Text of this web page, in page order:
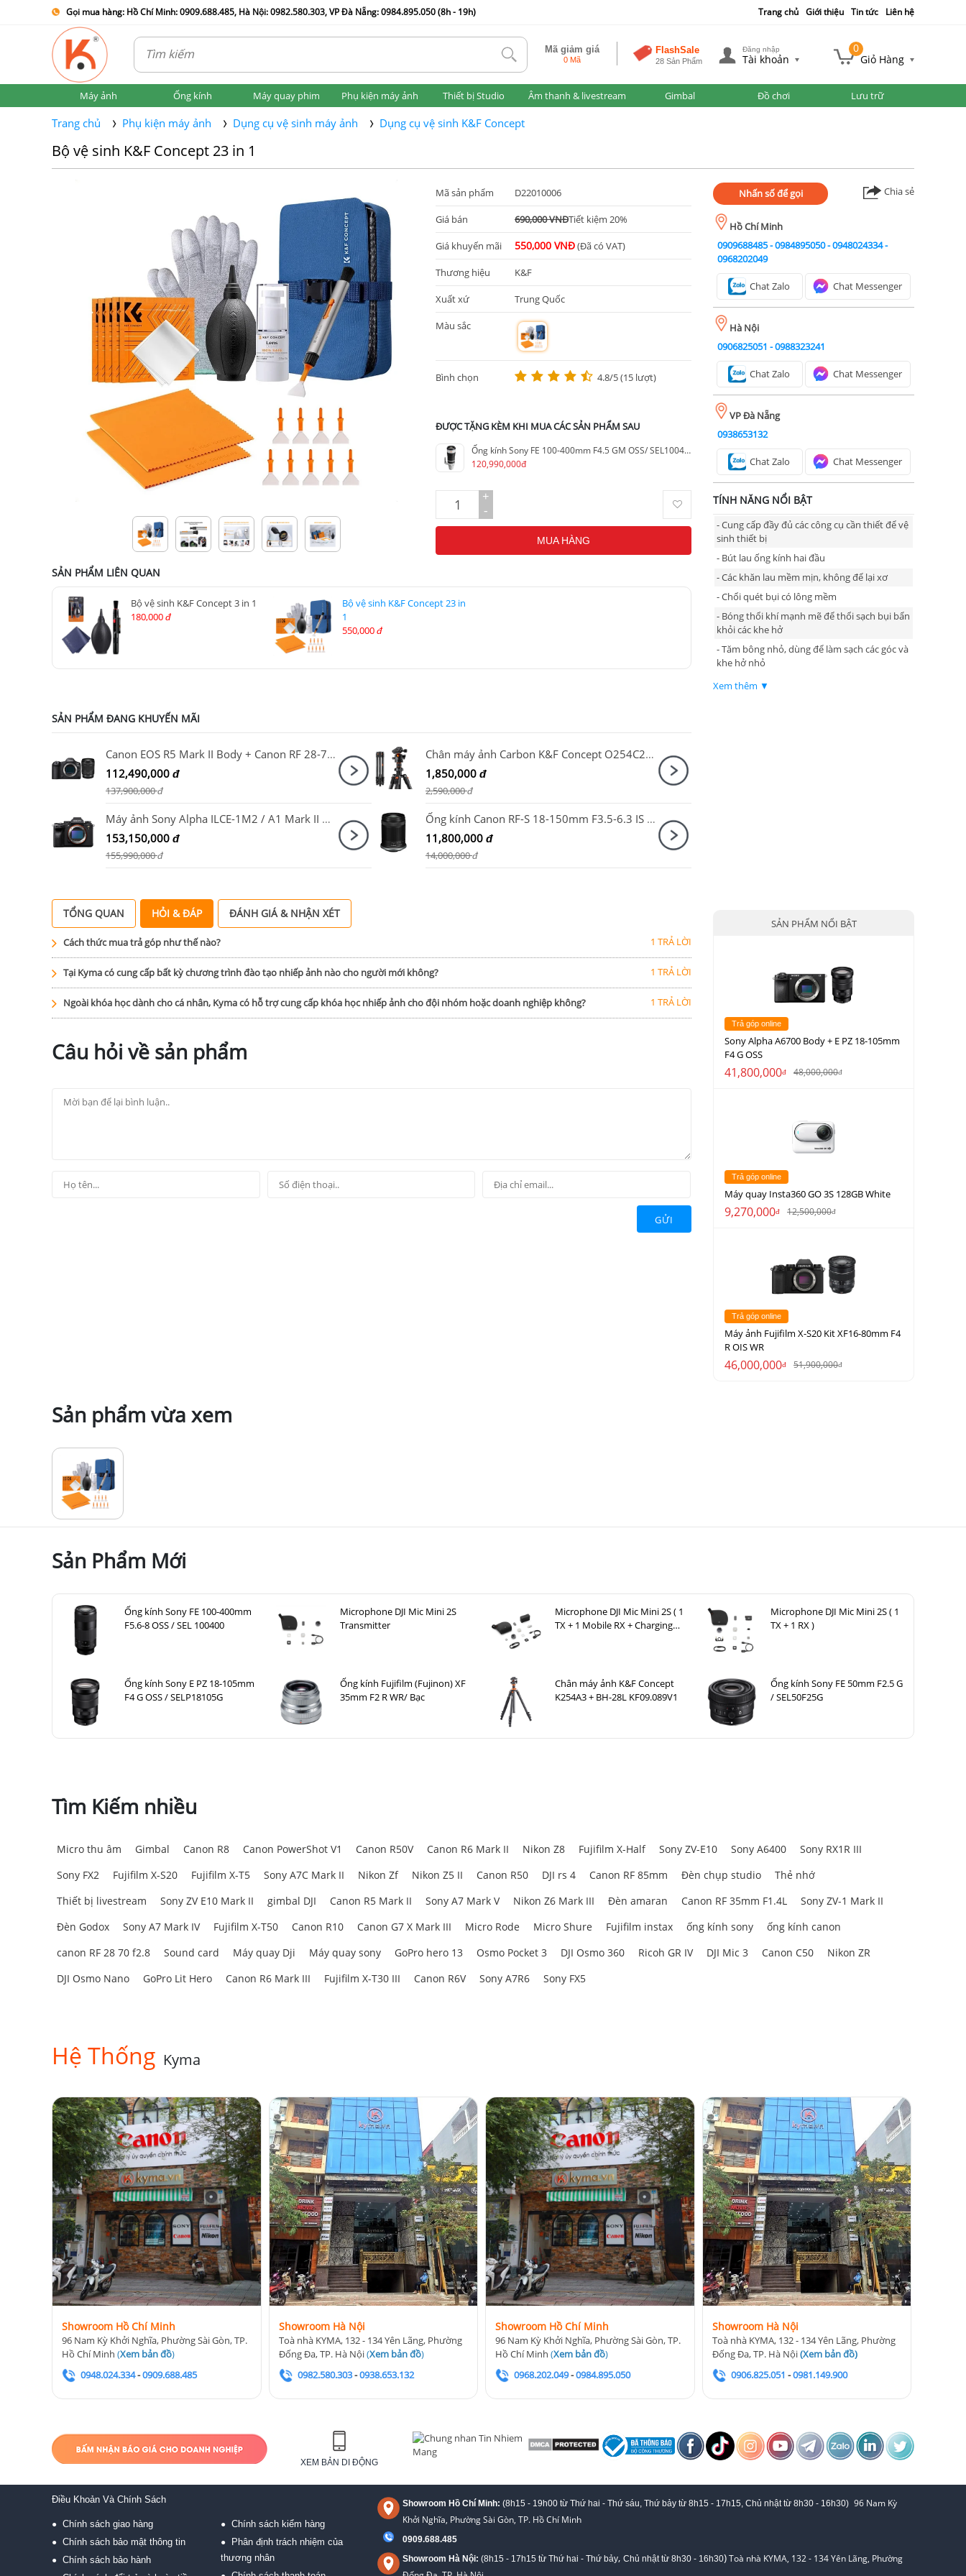
Gọi mua hàng: Hồ Chí Minh: 0909.688.485, Hà Nội: 0982.580.303, VP Đà Nẵng: 0984.895.050 (8h - 19h) Trang chủ Giới thiệu Tin tức Liên hệ
tlk Mã giảm giá
0 Mã
FlashSale
28 Sản Phẩm
Đăng nhập
Tài khoản
0
Giỏ Hàng
Máy ảnh Ống kính Máy quay phim Phụ kiện máy ảnh Thiết bị Studio Âm thanh & livestream Gimbal Đồ chơi Lưu trữ
Trang chủ Phụ kiện máy ảnh Dụng cụ vệ sinh máy ảnh Dụng cụ vệ sinh K&F Concept
Bộ vệ sinh K&F Concept 23 in 1
Mã sản phẩm D22010006
Giá bán 690,000 VNĐTiết kiệm 20%
Giá khuyến mãi 550,000 VNĐ(Đã có VAT)
Thương hiệu K&F
Xuất xứ Trung Quốc
Màu sắc
m
Bình chọn 4.8/5 (15 lượt)
ĐƯỢC TẶNG KÈM KHI MUA CÁC SẢN PHẨM SAU
Ống kính Sony FE 100-400mm F4.5 GM OSS/ SEL100400MC
120,990,000đ
+
-
MUA HÀNG
SẢN PHẨM LIÊN QUAN
Bộ vệ sinh K&F Concept 3 in 1
180,000 đ
Bộ vệ sinh K&F Concept 23 in
1
550,000 đ
SẢN PHẨM ĐANG KHUYẾN MÃI
Canon EOS R5 Mark II Body + Canon RF 28-70mm F2.8 IS STM
112,490,000 đ
137,900,000đ
Chân máy ảnh Carbon K&F Concept O254C2 + BH-36 KF09.123
1,850,000 đ
2,590,000đ
Máy ảnh Sony Alpha ILCE-1M2 / A1 Mark II Body
153,150,000 đ
155,990,000đ
Ống kính Canon RF-S 18-150mm F3.5-6.3 IS STM
11,800,000 đ
14,000,000đ
Nhấn số để gọi Chia sẻ
Hồ Chí Minh
0909688485-0984895050-0948024334-
0968202049
Chat Zalo Chat Messenger
Hà Nội
0906825051 -0988323241
Chat Zalo Chat Messenger
VP Đà Nẵng
0938653132
Chat Zalo Chat Messenger
TÍNH NĂNG NỔI BẬT
- Cung cấp đầy đủ các công cụ cần thiết để vệ
sinh thiết bị
- Bút lau ống kính hai đầu
- Các khăn lau mềm mịn, không để lại xơ
- Chổi quét bụi có lông mềm
- Bóng thổi khí mạnh mẽ để thổi sạch bụi bẩn
khỏi các khe hở
- Tăm bông nhỏ, dùng để làm sạch các góc và
khe hở nhỏ
Xem thêm ▼
TỔNG QUAN HỎI & ĐÁP ĐÁNH GIÁ & NHẬN XÉT
Cách thức mua trả góp như thế nào? 1 TRẢ LỜI
Tại Kyma có cung cấp bất kỳ chương trình đào tạo nhiếp ảnh nào cho người mới không? 1 TRẢ LỜI
Ngoài khóa học dành cho cá nhân, Kyma có hỗ trợ cung cấp khóa học nhiếp ảnh cho đội nhóm hoặc doanh nghiệp không? 1 TRẢ LỜI
Câu hỏi về sản phẩm
GỬI
SẢN PHẨM NỔI BẬT
Trả góp online
Sony Alpha A6700 Body + E PZ 18-105mm
F4 G OSS
41,800,000đ 48,000,000đ
Trả góp online
Máy quay Insta360 GO 3S 128GB White
9,270,000đ 12,500,000đ
Trả góp online
Máy ảnh Fujifilm X-S20 Kit XF16-80mm F4
R OIS WR
46,000,000đ 51,900,000đ
Sản phẩm vừa xem
Sản Phẩm Mới
Ống kính Sony FE 100-400mm
F5.6-8 OSS / SEL 100400
Microphone DJI Mic Mini 2S
Transmitter
Microphone DJI Mic Mini 2S ( 1
TX + 1 Mobile RX + Charging
Microphone DJI Mic Mini 2S ( 1
TX + 1 RX )
Ống kính Sony E PZ 18-105mm
F4 G OSS / SELP18105G
Ống kính Fujifilm (Fujinon) XF
35mm F2 R WR/ Bạc
Chân máy ảnh K&F Concept
K254A3 + BH-28L KF09.089V1
Ống kính Sony FE 50mm F2.5 G
/ SEL50F25G
Tìm Kiếm nhiều
Micro thu âm Gimbal Canon R8 Canon PowerShot V1 Canon R50V Canon R6 Mark II Nikon Z8 Fujifilm X-Half Sony ZV-E10 Sony A6400
Sony RX1R III
Sony FX2
Fujifilm X-S20 Fujifilm X-T5 Sony A7C Mark II Nikon Zf Nikon Z5 II Canon R50 DJI rs 4 Canon RF 85mm Đèn chụp studio
Thẻ nhớ
Thiết bị livestream
Sony ZV E10 Mark II gimbal DJI Canon R5 Mark II Sony A7 Mark V Nikon Z6 Mark III Đèn amaran Canon RF 35mm F1.4L
Sony ZV-1 Mark II
Đèn Godox
Sony A7 Mark IV Fujifilm X-T50 Canon R10 Canon G7 X Mark III Micro Rode Micro Shure Fujifilm instax ống kính sony
ống kính canon
canon RF 28 70 f2.8
Sound card Máy quay Dji Máy quay sony GoPro hero 13 Osmo Pocket 3 DJI Osmo 360 Ricoh GR IV DJI Mic 3 Canon C50
Nikon ZR
DJI Osmo Nano
GoPro Lit Hero Canon R6 Mark III Fujifilm X-T30 III Canon R6V Sony A7R6 Sony FX5
Hệ Thống Kyma
Showroom Hồ Chí Minh
96 Nam Kỳ Khởi Nghĩa, Phường Sài Gòn, TP.
Hồ Chí Minh (Xem bản đồ)
0948.024.334-0909.688.485
Showroom Hà Nội
Toà nhà KYMA, 132 - 134 Yên Lãng, Phường
Đống Đa, TP. Hà Nội(Xem bản đồ)
0982.580.303-0938.653.132
Showroom Hồ Chí Minh
96 Nam Kỳ Khởi Nghĩa, Phường Sài Gòn, TP.
Hồ Chí Minh(Xem bản đồ)
0968.202.049-0984.895.050
Showroom Hà Nội
Toà nhà KYMA, 132 - 134 Yên Lãng, Phường
Đống Đa, TP. Hà Nội(Xem bản đồ)
0906.825.051 -0981.149.900
XEM BẢN DI ĐỘNG
Điều Khoản Và Chính Sách
● Chính sách giao hàng
● Chính sách bảo mật thông tin
● Chính sách bảo hành
● Chính sách kiểm hàng
●
Phân định trách nhiệm của
thương nhân
Showroom Hồ Chí Minh: (8h15 - 19h00 từ Thứ hai - Thứ sáu, Thứ bảy từ 8h15 - 17h15, Chủ nhật từ 8h30 - 16h30) 96 Nam Kỳ
Khởi Nghĩa, Phường Sài Gòn, TP. Hồ Chí Minh
0909.688.485
Showroom Hà Nội: (8h15 - 17h15 từ Thứ hai - Thứ bảy, Chủ nhật từ 8h30 - 16h30)Toà nhà KYMA, 132 - 134 Yên Lãng, Phường